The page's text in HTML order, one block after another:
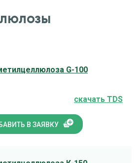
G-100
cкачать TDS
В ЗАЯВКУ